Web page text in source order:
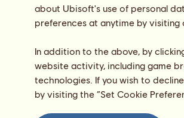
about Ubisoft's use of personal
preferences at anytime by
In addition to the above, by
website activity, including game
technologies. If you wish to
by visiting the “Set Cookie